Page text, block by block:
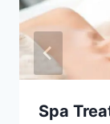
Spa